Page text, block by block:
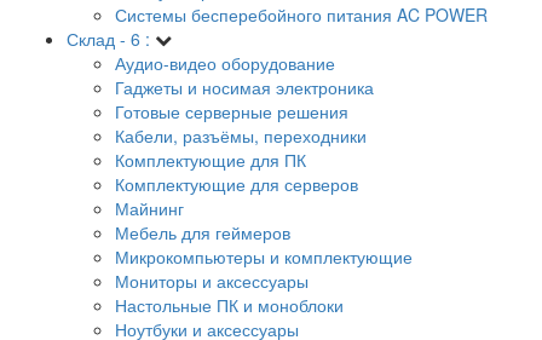
Системы бесперебойного питания AC POWER
Склад - 6 :
Аудио-видео оборудование
Гаджеты и носимая электроника
Готовые серверные решения
Кабели, разъёмы, переходники
Комплектующие для ПК
Комплектующие для серверов
Майнинг
Мебель для геймеров
Микрокомпьютеры и комплектующие
Мониторы и аксессуары
Настольные ПК и моноблоки
Ноутбуки и аксессуары